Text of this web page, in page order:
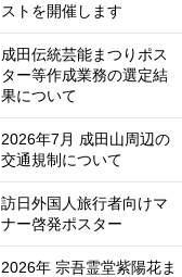
ストを開催します
成田伝統芸能まつりポス
ター等作成業務の選定結
果について
2026年7月 成田山周辺の
交通規制について
訪日外国人旅行者向けマ
ナー啓発ポスター
2026年 宗吾霊堂紫陽花ま